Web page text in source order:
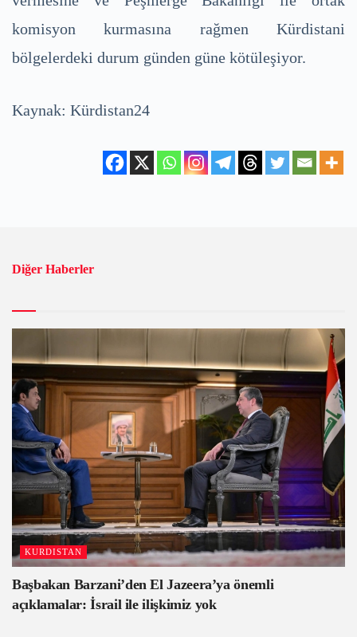
komisyon kurmasına rağmen Kürdistani
bölgelerdeki durum günden güne kötüleşiyor.
Kaynak: Kürdistan24
Diğer Haberler
KURDISTAN
Başbakan Barzani’den El Jazeera’ya önemli
açıklamalar: İsrail ile ilişkimiz yok